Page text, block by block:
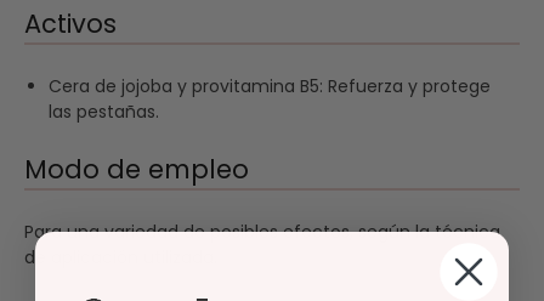
Activos
Cera de jojoba y provitamina B5: Refuerza y protege
las pestañas.
Modo de empleo
Para una variedad de posibles efectos, según la técnica
de aplicación utilizada.